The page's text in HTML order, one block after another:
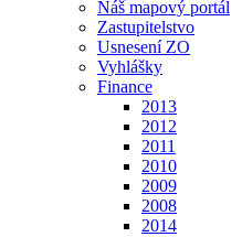
Náš mapový portál
Zastupitelstvo
Usnesení ZO
Vyhlášky
Finance
2013
2012
2011
2010
2009
2008
2014